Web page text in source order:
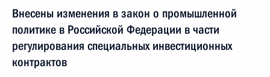
Внесены изменения в закон о промышленной
политике в Российской Федерации в части
регулирования специальных инвестиционных
контрактов